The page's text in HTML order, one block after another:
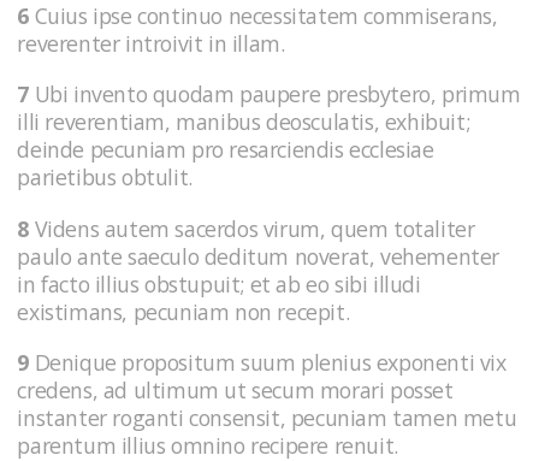
6 Cuius ipse continuo necessitatem commiserans,
reverenter introivit in illam.
7 Ubi invento quodam paupere presbytero, primum
illi reverentiam, manibus deosculatis, exhibuit;
deinde pecuniam pro resarciendis ecclesiae
parietibus obtulit.
8 Videns autem sacerdos virum, quem totaliter
paulo ante saeculo deditum noverat, vehementer
in facto illius obstupuit; et ab eo sibi illudi
existimans, pecuniam non recepit.
9 Denique propositum suum plenius exponenti vix
credens, ad ultimum ut secum morari posset
instanter roganti consensit, pecuniam tamen metu
parentum illius omnino recipere renuit.